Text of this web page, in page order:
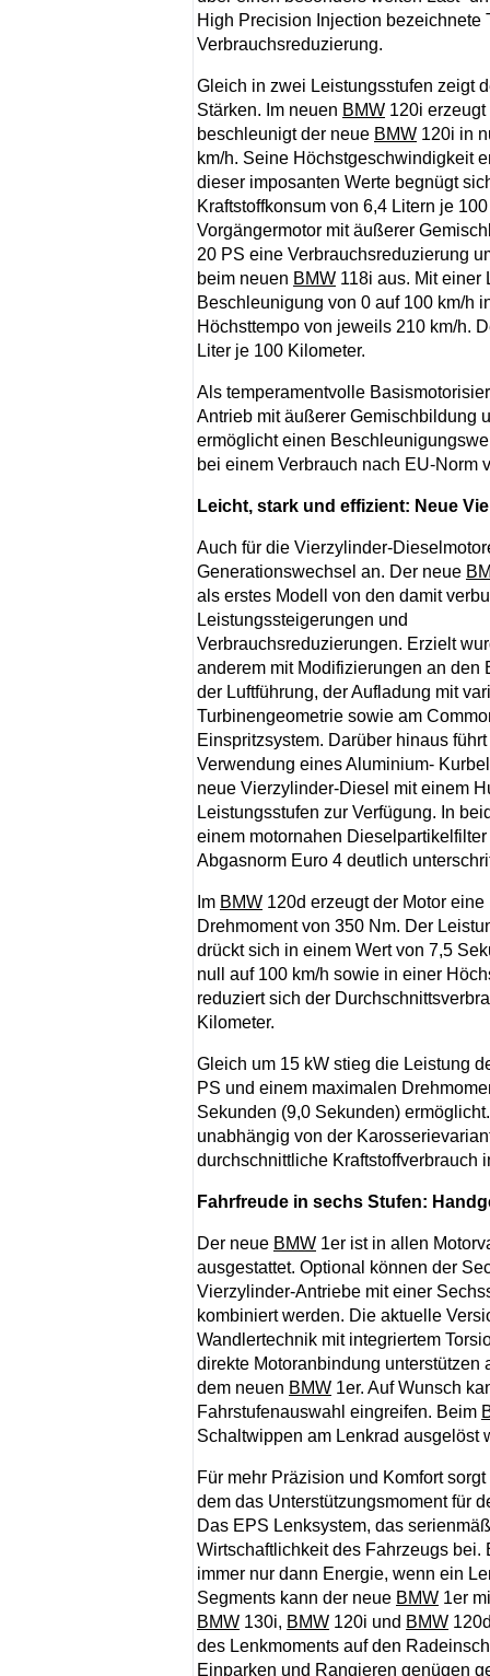
High Precision Injection bezeichnete
Verbrauchsreduzierung.
Gleich in zwei Leistungsstufen zeigt
Stärken. Im neuen BMW 120i
beschleunigt der neue BMW 120i in
km/h. Seine Höchstgeschwindigkeit
dieser imposanten Werte begnügt
Kraftstoffkonsum von 6,4 Litern je
Vorgängermotor mit äußerer
20 PS eine Verbrauchsreduzierung
beim neuen BMW 118i aus. Mit einer
Beschleunigung von 0 auf 100 km/h
Höchsttempo von jeweils 210 km/h.
Liter je 100 Kilometer.
Als temperamentvolle
Antrieb mit äußerer Gemischbildung
ermöglicht einen
bei einem Verbrauch nach EU-Norm
Leicht, stark und effizient: Neue
Auch für die Vierzylinder-
Generationswechsel an. Der neue
als erstes Modell von den damit
Leistungssteigerungen und
Verbrauchsreduzierungen. Erzielt
anderem mit Modifizierungen an den
der Luftführung, der Aufladung mit
Turbinengeometrie sowie am
Einspritzsystem. Darüber hinaus
Verwendung eines Aluminium-
neue Vierzylinder-Diesel mit einem
Leistungsstufen zur Verfügung. In
einem motornahen
Abgasnorm Euro 4 deutlich
Im BMW 120d erzeugt der Motor
Drehmoment von 350 Nm. Der
drückt sich in einem Wert von 7,5
null auf 100 km/h sowie in einer
reduziert sich der
Kilometer.
Gleich um 15 kW stieg die Leistung
PS und einem maximalen
Sekunden (9,0 Sekunden)
unabhängig von der
durchschnittliche Kraftstoffverbrauch
Fahrfreude in sechs Stufen:
Der neue BMW 1er ist in allen
ausgestattet. Optional können der
Vierzylinder-Antriebe mit einer
kombiniert werden. Die aktuelle
Wandlertechnik mit integriertem
direkte Motoranbindung unterstützen
dem neuen BMW 1er. Auf Wunsch
Fahrstufenauswahl eingreifen. Beim
Schaltwippen am Lenkrad ausgelöst
Für mehr Präzision und Komfort
dem das Unterstützungsmoment für
Das EPS Lenksystem, das
Wirtschaftlichkeit des Fahrzeugs
immer nur dann Energie, wenn ein
Segments kann der neue BMW 1er
BMW 130i, BMW 120i und BMW
des Lenkmoments auf den
Einparken und Rangieren genügen